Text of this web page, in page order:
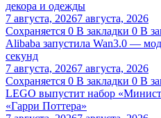
декора и одежды
7 августа, 20267 августа, 2026
Сохраняется 0 В закладки 0 В
Alibaba запустила Wan3.0 —
секунд
7 августа, 20267 августа, 2026
Сохраняется 0 В закладки 0 В
LEGO выпустит набор
«Гарри Поттера»